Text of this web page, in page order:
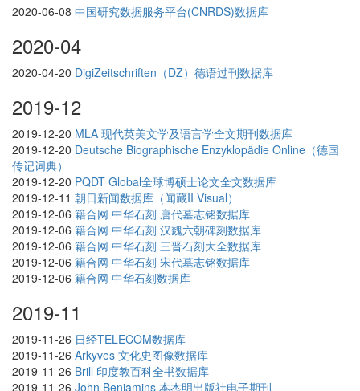
2020-06-08 中国研究数据服务平台(CNRDS)数据库
2020-04
2020-04-20 DigiZeitschriften（DZ）德语过刊数据库
2019-12
2019-12-20 MLA 现代英美文学及语言学全文期刊数据库
2019-12-20 Deutsche Biographische Enzyklopädie Online（德国
传记词典）
2019-12-20 PQDT Global全球博硕士论文全文数据库
2019-12-11 朝日新闻数据库（闻藏II Visual）
2019-12-06 籍合网 中华石刻 唐代墓志铭数据库
2019-12-06 籍合网 中华石刻 汉魏六朝碑刻数据库
2019-12-06 籍合网 中华石刻 三晋石刻大全数据库
2019-12-06 籍合网 中华石刻 宋代墓志铭数据库
2019-12-06 籍合网 中华石刻数据库
2019-11
2019-11-26 日经TELECOM数据库
2019-11-26 Arkyves 文化史图像数据库
2019-11-26 Brill 印度教百科全书数据库
2019-11-26 John Benjamins 本杰明出版社电子期刊